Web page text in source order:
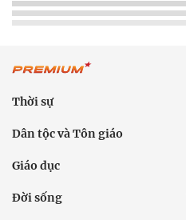
Thời sự
Dân tộc và Tôn giáo
Giáo dục
Đời sống